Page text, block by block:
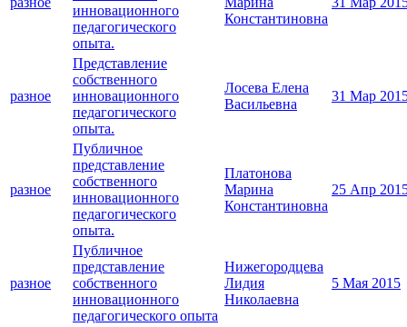
инновационного
педагогического
опыта.
Константиновна
разное
Представление
собственного
инновационного
педагогического
опыта.
Лосева Елена
Васильевна
31 Мар
разное
Публичное
представление
собственного
инновационного
педагогического
опыта.
Платонова
Марина
Константиновна
25 Апр
разное
Публичное
представление
собственного
инновационного
педагогического опыта
Нижегородцева
Лидия
Николаевна
5 Мая 2015